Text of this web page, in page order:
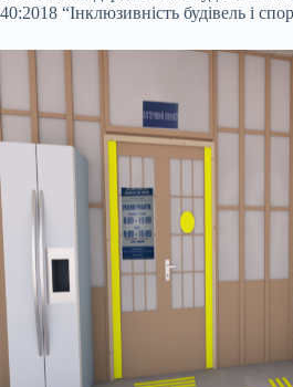
40:2018 “Інклюзивність будівель і